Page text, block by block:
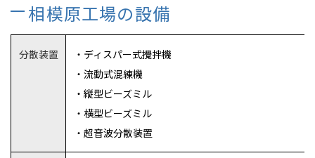
相模原工場の設備
分散装置
・ディスパー式攪拌機
・流動式混練機
・縦型ビーズミル
・横型ビーズミル
・超音波分散装置